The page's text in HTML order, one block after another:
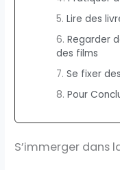
Lire des
Regarder
des films
Se fixer
Pour
S’immerger dans